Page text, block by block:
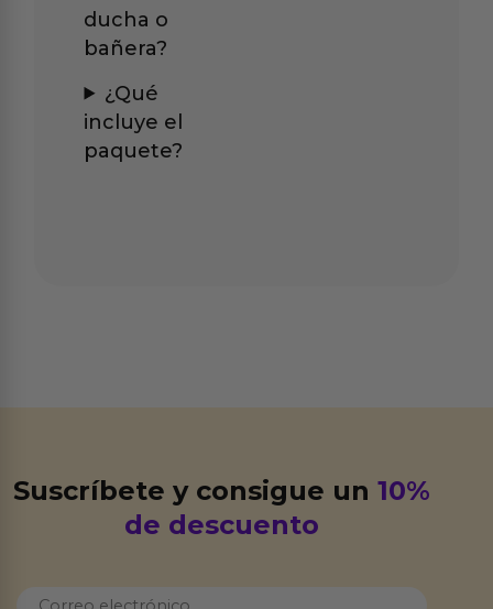
ducha o
bañera?
¿Qué
incluye el
paquete?
Suscríbete y consigue un10%
de descuento